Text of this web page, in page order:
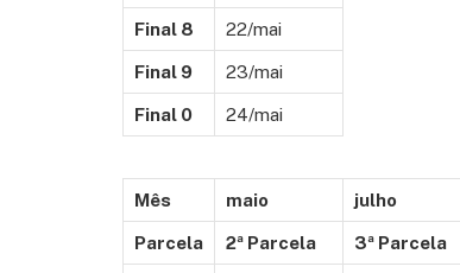
Final 8 22/mai
Final 9 23/mai
Final 0 24/mai
Mês maio julho
Parcela 2ª Parcela 3ª Parcela